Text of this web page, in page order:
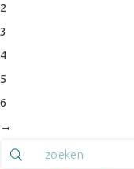
2
3
4
5
6
→